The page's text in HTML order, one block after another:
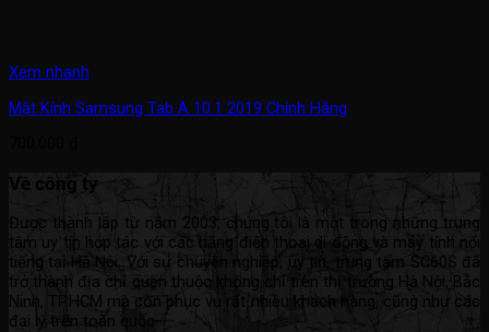
Xem nhanh
Mặt Kính Samsung Tab A 10.1 2019 Chính Hãng
Về công ty
Được thành lập từ năm 2003, chúng tôi là một trong những trung
tâm uy tín hợp tác với các hãng điện thoại di động và máy tính nổi
tiếng tại Hà Nội. Với sự chuyên nghiệp, uy tín, trung tâm SC60S đã
trở thành địa chỉ quen thuộc không chỉ trên thị trường Hà Nội, Bắc
Ninh, TP.HCM mà còn phục vụ rất nhiều khách hàng, cũng như các
đại lý trên toàn quốc.